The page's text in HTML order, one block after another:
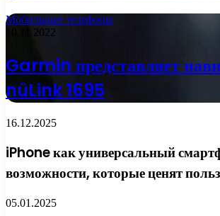
Мобильные телефоны
10.11.2022
Garmin представляет
nüLink 1695
16.12.2025
iPhone как универсальный
возможности, которые ценят
05.01.2025